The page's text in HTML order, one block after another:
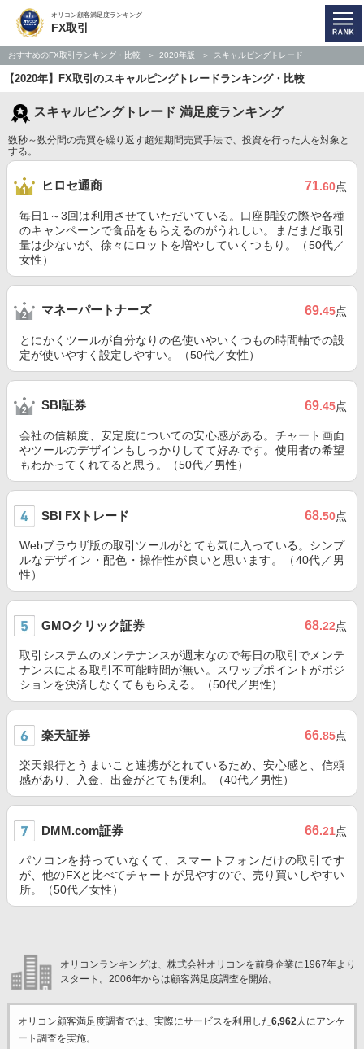
オリコン顧客満足度ランキング
FX取引
おすすめのFX取引ランキング・比較 2020年版 スキャルピングトレード
【2020年】FX取引のスキャルピングトレードランキング・比較
スキャルピングトレード 満足度ランキング
数秒～数分間の売買を繰り返す超短期間売買手法で、投資を行った人を対象と
する。
ヒロセ通商 71.60点
毎日1～3回は利用させていただいている。口座開設の際や各種
のキャンペーンで食品をもらえるのがうれしい。まだまだ取引
量は少ないが、徐々にロットを増やしていくつもり。（50代／
女性）
マネーパートナーズ 69.45点
とにかくツールが自分なりの色使いやいくつもの時間軸での設
定が使いやすく設定しやすい。（50代／女性）
SBI証券 69.45点
会社の信頼度、安定度についての安心感がある。チャート画面
やツールのデザインもしっかりしてて好みです。使用者の希望
もわかってくれてると思う。（50代／男性）
SBI FXトレード 68.50点
Webブラウザ版の取引ツールがとても気に入っている。シンプ
ルなデザイン・配色・操作性が良いと思います。（40代／男
性）
GMOクリック証券 68.22点
取引システムのメンテナンスが週末なので毎日の取引でメンテ
ナンスによる取引不可能時間が無い。スワップポイントがポジ
ションを決済しなくてももらえる。（50代／男性）
楽天証券 66.85点
楽天銀行とうまいこと連携がとれているため、安心感と、信頼
感があり、入金、出金がとても便利。（40代／男性）
DMM.com証券 66.21点
パソコンを持っていなくて、スマートフォンだけの取引です
が、他のFXと比べてチャートが見やすので、売り買いしやすい
所。（50代／女性）
オリコンランキングは、株式会社オリコンを前身企業に1967年より
スタート。2006年からは顧客満足度調査を開始。
オリコン顧客満足度調査では、実際にサービスを利用した6,962人にアンケ
ート調査を実施。